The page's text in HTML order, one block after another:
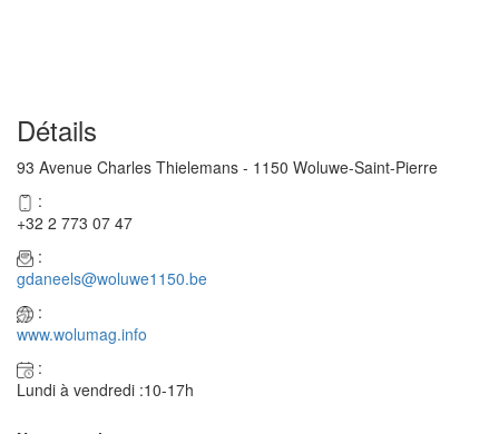
Détails
93 Avenue Charles Thielemans - 1150 Woluwe-Saint-Pierre
:
+32 2 773 07 47
:
gdaneels@woluwe1150.be
:
www.wolumag.info
:
Lundi à vendredi :10-17h